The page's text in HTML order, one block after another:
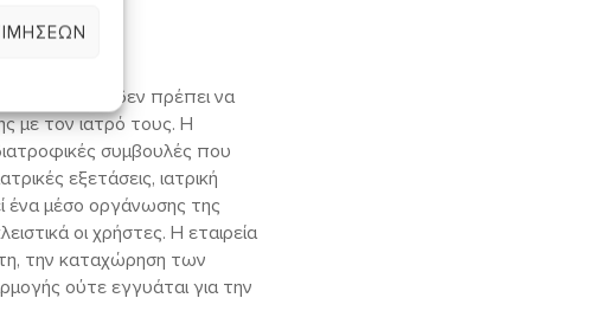
παθήσεις δεν πρέπει να
με τον ιατρό τους. Η
συμβουλές που
εξετάσεις, ιατρική
ένα μέσο οργάνωσης της
οι χρήστες. Η εταιρεία
την καταχώρηση των
ούτε εγγυάται για την